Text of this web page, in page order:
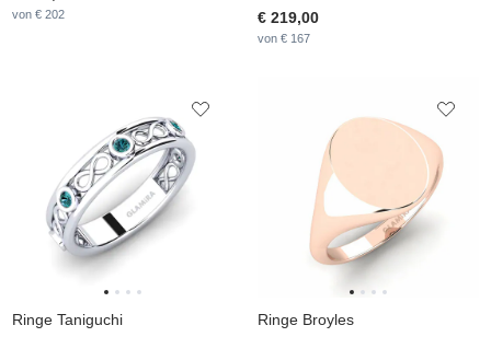
von € 202 € 219,00
von € 167
Ringe Taniguchi Ringe Broyles